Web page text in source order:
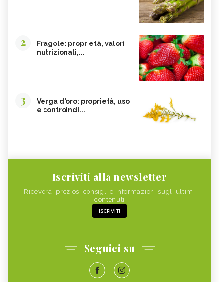
2
Fragole: proprietà, valori
nutrizionali,...
3
Verga d'oro: proprietà, uso
e controindi...
Iscriviti alla newsletter
Riceverai preziosi consigli e informazioni sugli ultimi
contenuti
ISCRIVITI
Seguici su